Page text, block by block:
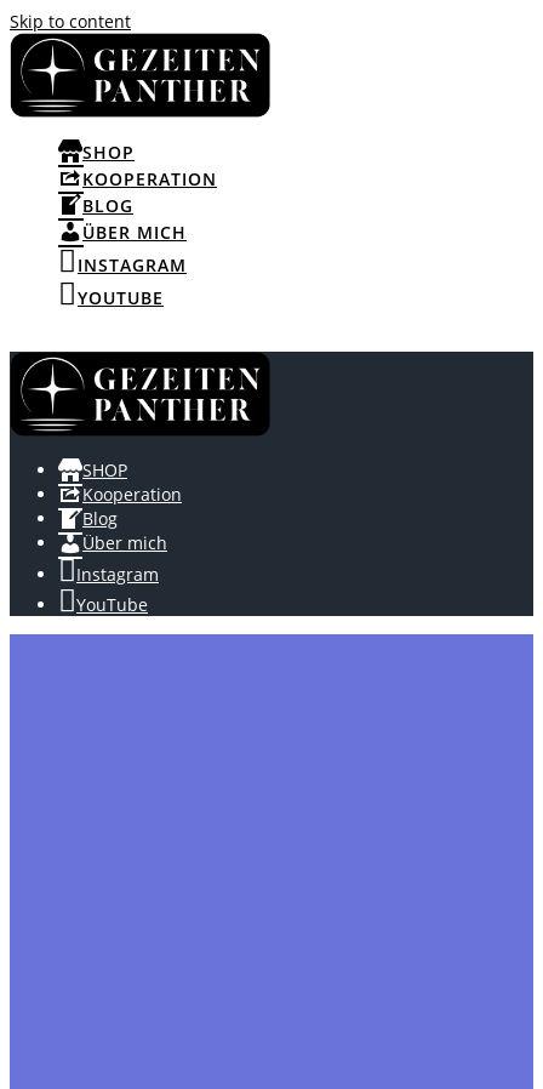
Skip to content
SHOP
KOOPERATION
BLOG
ÜBER MICH
INSTAGRAM
YOUTUBE
SHOP
Kooperation
Blog
Über mich
Instagram
YouTube